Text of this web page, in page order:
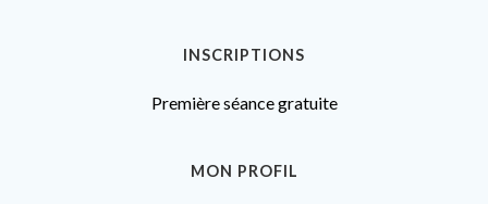
INSCRIPTIONS
Première séance gratuite
MON PROFIL